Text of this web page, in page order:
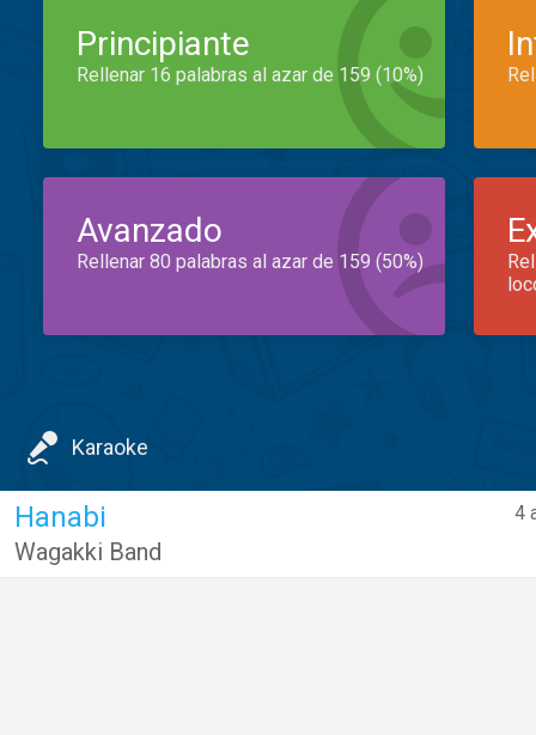
Principiante
Rellenar 16 palabras al azar de 159 (10%)
Avanzado
Rellenar 80 palabras al azar de 159 (50%)
Karaoke
4
Hanabi
Wagakki Band